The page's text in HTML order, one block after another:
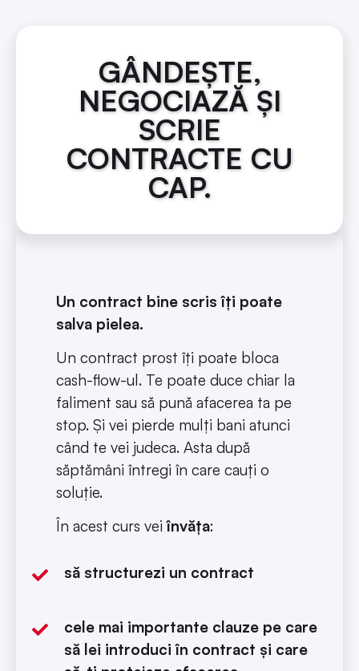
GÂNDEȘTE,
NEGOCIAZĂ ȘI
SCRIE
CONTRACTE CU
CAP.​
Un contract bine scris îți poate
salva pielea.
Un contract prost îți poate bloca
cash-flow-ul. Te poate duce chiar la
faliment sau să pună afacerea ta pe
stop. Și vei pierde mulți bani atunci
când te vei judeca. Asta după
săptămâni întregi în care cauți o
soluție.
În acest curs veiînvăța:
să structurezi un contract
cele mai importante clauze pe care
să lei introduci în contract și care